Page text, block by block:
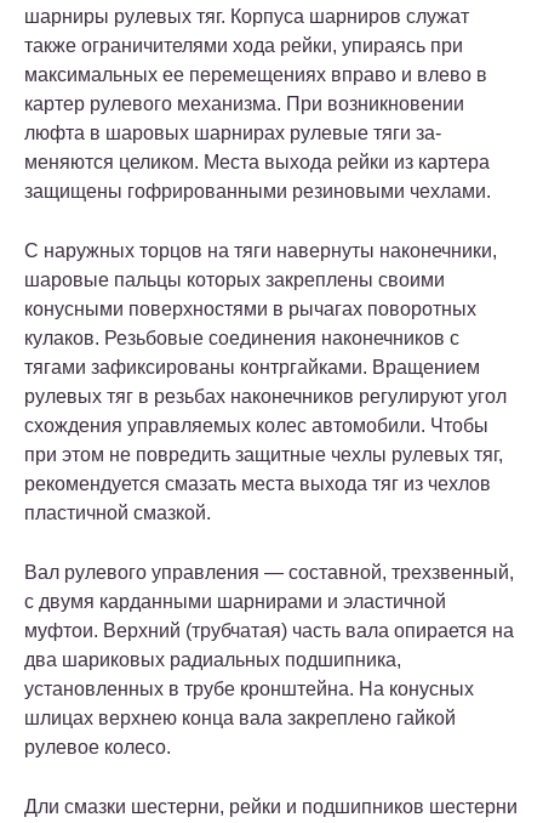
шарниры рулевых тяг. Корпуса шарниров служат
также ограничителями хода рейки, упираясь при
максимальных ее перемещениях вправо и влево в
картер рулевого механизма. При возникновении
люфта в шаровых шарнирах рулевые тяги за-
меняются целиком. Места выхода рейки из картера
защищены гофрированными резиновыми чехлами.
С наружных торцов на тяги навернуты наконечники,
шаровые пальцы которых закреплены своими
конусными поверхностями в рычагах поворотных
кулаков. Резьбовые соединения наконечников с
тягами зафиксированы контргайками. Вращением
рулевых тяг в резьбах наконечников регулируют угол
схождения управляемых колес автомобили. Чтобы
при этом не повредить защитные чехлы рулевых тяг,
рекомендуется смазать места выхода тяг из чехлов
пластичной смазкой.
Вал рулевого управления — составной, трехзвенный,
с двумя карданными шарнирами и эластичной
муфтои. Верхний (трубчатая) часть вала опирается на
два шариковых радиальных подшипника,
установленных в трубе кронштейна. На конусных
шлицах верхнею конца вала закреплено гайкой
рулевое колесо.
Дли смазки шестерни, рейки и подшипников шестерни